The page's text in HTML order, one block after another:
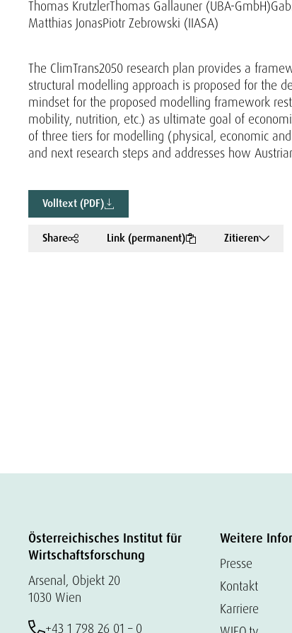
Thomas KrutzlerThomas Gallauner (UBA-GmbH)
Matthias JonasPiotr Zebrowski (IIASA)
The ClimTrans2050 research plan provides a
structural modelling approach is proposed for the
mindset for the proposed modelling framework
mobility, nutrition, etc.) as ultimate goal of
of three tiers for modelling (physical, economic
and next research steps and addresses how
Volltext (PDF)
Share Link (permanent) Zitieren
Österreichisches Institut für
Wirtschaftsforschung
Arsenal, Objekt 20
1030 Wien
+43 1 798 26 01 – 0
Weitere
Presse
Kontakt
Karriere